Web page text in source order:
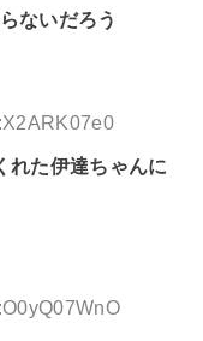
ないだろう
れた伊達ちゃんに